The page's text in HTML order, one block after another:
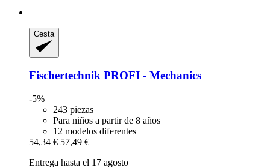
Cesta
Fischertechnik PROFI -​ Mechanics
-5%
243 piezas
Para niños a partir de 8 años
12 modelos diferentes
54,34 € 57,49 €
Entrega hasta el 17 agosto